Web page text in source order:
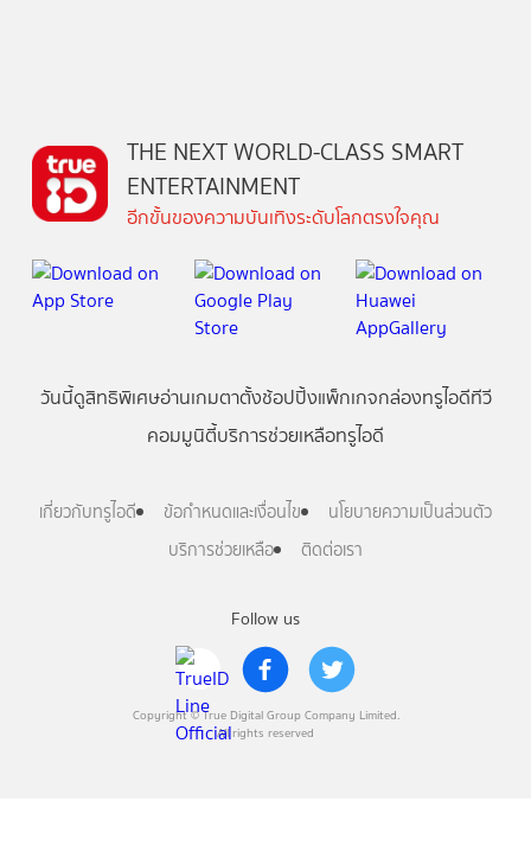
Follow us
Copyright © True Digital Group Company Limited.
All rights reserved
THE NEXT WORLD-CLASS SMART
ENTERTAINMENT
อีกขั้นของความบันเทิงระดับโลกตรงใจคุณ
วันนี้ดูสิทธิพิเศษอ่านเกมตาตั้งช้อปปิ้งแพ็กเกจกล่องทรูไอดีทีวี
คอมมูนิตี้บริการช่วยเหลือทรูไอดี
เกี่ยวกับทรูไอดี ข้อกำหนดและเงื่อนไข
นโยบายความเป็นส่วนตัว
บริการช่วยเหลือ
ติดต่อเรา